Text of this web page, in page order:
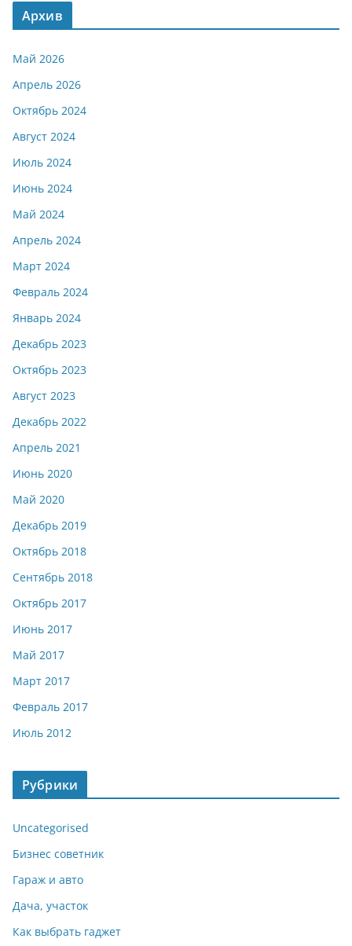
Архив
Май 2026
Апрель 2026
Октябрь 2024
Август 2024
Июль 2024
Июнь 2024
Май 2024
Апрель 2024
Март 2024
Февраль 2024
Январь 2024
Декабрь 2023
Октябрь 2023
Август 2023
Декабрь 2022
Апрель 2021
Июнь 2020
Май 2020
Декабрь 2019
Октябрь 2018
Сентябрь 2018
Октябрь 2017
Июнь 2017
Май 2017
Март 2017
Февраль 2017
Июль 2012
Рубрики
Uncategorised
Бизнес советник
Гараж и авто
Дача, участок
Как выбрать гаджет